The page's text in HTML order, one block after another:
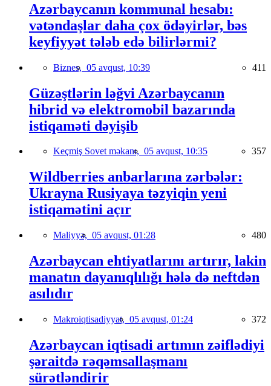
Azərbaycanın kommunal hesabı:
vətəndaşlar daha çox ödəyirlər, bəs
keyfiyyət tələb edə bilirlərmi?
Biznes, 05 avqust, 10:39 411
Güzəştlərin ləğvi Azərbaycanın
hibrid və elektromobil bazarında
istiqaməti dəyişib
Keçmiş Sovet məkanı, 05 avqust, 10:35 357
Wildberries anbarlarına zərbələr:
Ukrayna Rusiyaya təzyiqin yeni
istiqamətini açır
Maliyyə, 05 avqust, 01:28 480
Azərbaycan ehtiyatlarını artırır, lakin
manatın dayanıqlılığı hələ də neftdən
asılıdır
Makroiqtisadiyyat, 05 avqust, 01:24 372
Azərbaycan iqtisadi artımın zəiflədiyi
şəraitdə rəqəmsallaşmanı
sürətləndirir